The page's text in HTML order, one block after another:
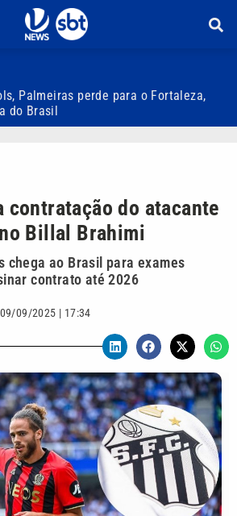
Palmeiras perde para o Fortaleza,
do Brasil
contratação do atacante
Billal Brahimi
chega ao Brasil para exames
contrato até 2026
09/09/2025 | 17:34